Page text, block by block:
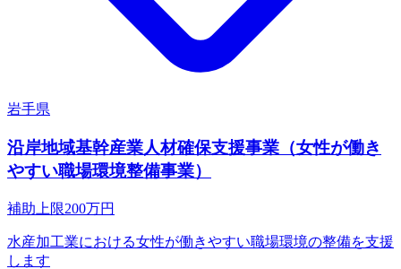
岩手県
沿岸地域基幹産業人材確保支援事業（女性が働き
やすい職場環境整備事業）
補助上限200万円
水産加工業における女性が働きやすい職場環境の整備を支援
します